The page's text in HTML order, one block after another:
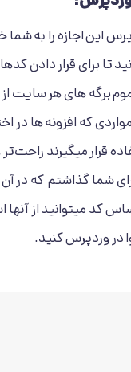
این اجازه را به شما
تا برای قرار دادن
برگه های هر سایت
که افزونه ها در
قرار میگیرند
شما گذاشتم که در
کد میتوانید از آنها
در وردپرس کنید.